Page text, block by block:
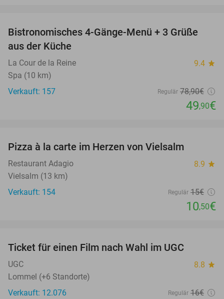
37%
Bistronomisches 4-Gänge-Menü + 3 Grüße
aus der Küche
La Cour de la Reine 9.4 star
Spa (10 km)
Verkauft: 157
Regulär 78,90€
49,90€
Pizza à la carte im Herzen von Vielsalm
Restaurant Adagio 8.9 star
Vielsalm (13 km)
Verkauft: 154
Regulär 15€
10,50€
Ticket für einen Film nach Wahl im UGC
UGC 8.8 star
Lommel (+6 Standorte)
Verkauft: 12.076
Regulär 16€